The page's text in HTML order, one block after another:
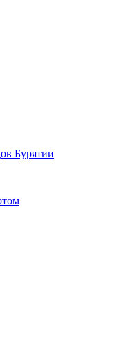
Бурятии